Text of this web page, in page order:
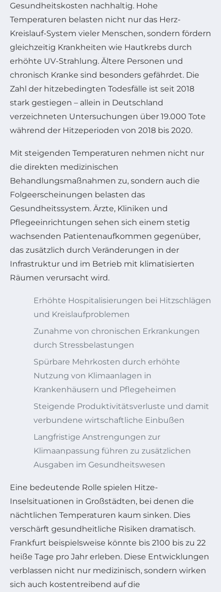
Gesundheitskosten nachhaltig. Hohe
Temperaturen belasten nicht nur das Herz-
Kreislauf-System vieler Menschen, sondern fördern
gleichzeitig Krankheiten wie Hautkrebs durch
erhöhte UV-Strahlung. Ältere Personen und
chronisch Kranke sind besonders gefährdet. Die
Zahl der hitzebedingten Todesfälle ist seit 2018
stark gestiegen – allein in Deutschland
verzeichneten Untersuchungen über 19.000 Tote
während der Hitzeperioden von 2018 bis 2020.
Mit steigenden Temperaturen nehmen nicht nur
die direkten medizinischen
Behandlungsmaßnahmen zu, sondern auch die
Folgeerscheinungen belasten das
Gesundheitssystem. Ärzte, Kliniken und
Pflegeeinrichtungen sehen sich einem stetig
wachsenden Patientenaufkommen gegenüber,
das zusätzlich durch Veränderungen in der
Infrastruktur und im Betrieb mit klimatisierten
Räumen verursacht wird.
Erhöhte Hospitalisierungen bei Hitzschlägen
und Kreislaufproblemen
Zunahme von chronischen Erkrankungen
durch Stressbelastungen
Spürbare Mehrkosten durch erhöhte
Nutzung von Klimaanlagen in
Krankenhäusern und Pflegeheimen
Steigende Produktivitätsverluste und damit
verbundene wirtschaftliche Einbußen
Langfristige Anstrengungen zur
Klimaanpassung führen zu zusätzlichen
Ausgaben im Gesundheitswesen
Eine bedeutende Rolle spielen Hitze-
Inselsituationen in Großstädten, bei denen die
nächtlichen Temperaturen kaum sinken. Dies
verschärft gesundheitliche Risiken dramatisch.
Frankfurt beispielsweise könnte bis 2100 bis zu 22
heiße Tage pro Jahr erleben. Diese Entwicklungen
verblassen nicht nur medizinisch, sondern wirken
sich auch kostentreibend auf die